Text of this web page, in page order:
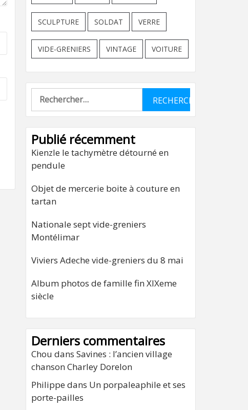
SCULPTURE SOLDAT VERRE
VIDE-GRENIERS VINTAGE VOITURE
Rechercher :
Publié récemment
Kienzle le tachymètre détourné en
pendule
Objet de mercerie boite à couture en
tartan
Nationale sept vide-greniers
Montélimar
Viviers Adeche vide-greniers du 8 mai
Album photos de famille fin XIXeme
siècle
Derniers commentaires
Chou dans Savines : l’ancien village
chanson Charley Dorelon
Philippe dans Un porpaleaphile et ses
porte-pailles